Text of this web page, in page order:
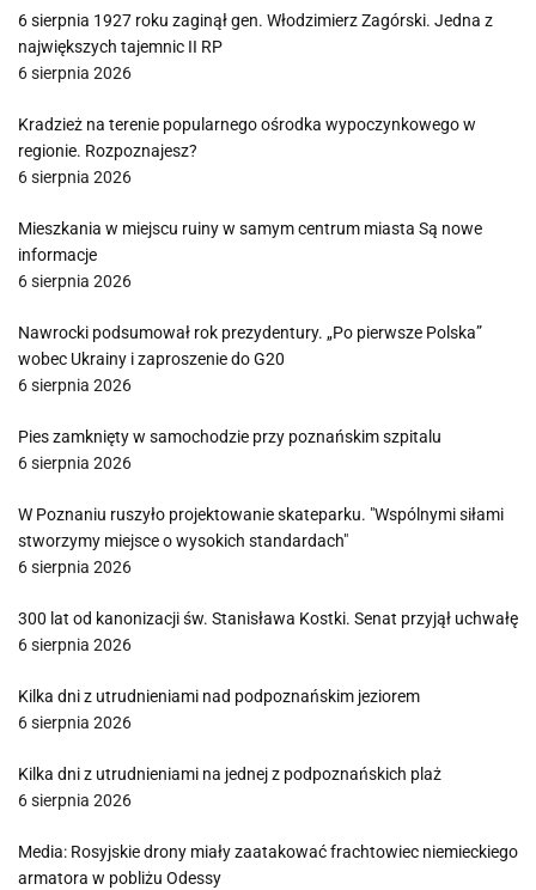
6 sierpnia 1927 roku zaginął gen. Włodzimierz Zagórski. Jedna z
największych tajemnic II RP
6 sierpnia 2026
Kradzież na terenie popularnego ośrodka wypoczynkowego w
regionie. Rozpoznajesz?
6 sierpnia 2026
Mieszkania w miejscu ruiny w samym centrum miasta Są nowe
informacje
6 sierpnia 2026
Nawrocki podsumował rok prezydentury. „Po pierwsze Polska”
wobec Ukrainy i zaproszenie do G20
6 sierpnia 2026
Pies zamknięty w samochodzie przy poznańskim szpitalu
6 sierpnia 2026
W Poznaniu ruszyło projektowanie skateparku. "Wspólnymi siłami
stworzymy miejsce o wysokich standardach"
6 sierpnia 2026
300 lat od kanonizacji św. Stanisława Kostki. Senat przyjął uchwałę
6 sierpnia 2026
Kilka dni z utrudnieniami nad podpoznańskim jeziorem
6 sierpnia 2026
Kilka dni z utrudnieniami na jednej z podpoznańskich plaż
6 sierpnia 2026
Media: Rosyjskie drony miały zaatakować frachtowiec niemieckiego
armatora w pobliżu Odessy